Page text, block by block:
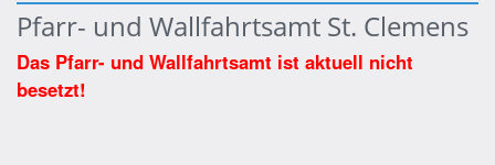
Pfarr- und Wallfahrtsamt St. Clemens
Das Pfarr- und Wallfahrtsamt ist aktuell nicht
besetzt!